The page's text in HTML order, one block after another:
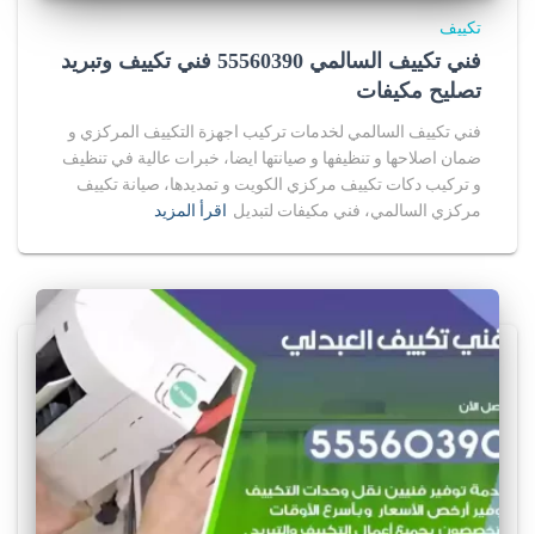
تكييف
فني تكييف السالمي 55560390 فني تكييف وتبريد
تصليح مكيفات
فني تكييف السالمي لخدمات تركيب اجهزة التكييف المركزي و
ضمان اصلاحها و تنظيفها و صيانتها ايضا، خبرات عالية في تنظيف
و تركيب دكات تكييف مركزي الكويت و تمديدها، صيانة تكييف
مركزي السالمي، فني مكيفات لتبديل اقرأ المزيد